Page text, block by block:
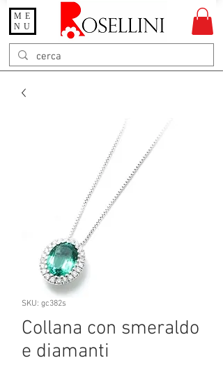
Gioielleria Rosellini
Rosellini online
ME
NU
SKU: gc382s
Collana con smeraldo
e diamanti